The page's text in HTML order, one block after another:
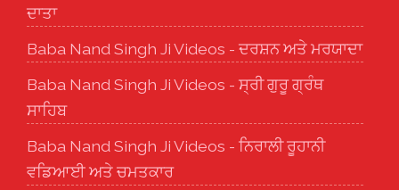
ਦਾਤਾ
Baba Nand Singh Ji Videos - ਦਰਸ਼ਨ ਅਤੇ ਮਰਯਾਦਾ
Baba Nand Singh Ji Videos - ਸ੍ਰੀ ਗੁਰੂ ਗ੍ਰੰਥ
ਸਾਹਿਬ
Baba Nand Singh Ji Videos - ਨਿਰਾਲੀ ਰੂਹਾਨੀ
ਵਡਿਆਈ ਅਤੇ ਚਮਤਕਾਰ